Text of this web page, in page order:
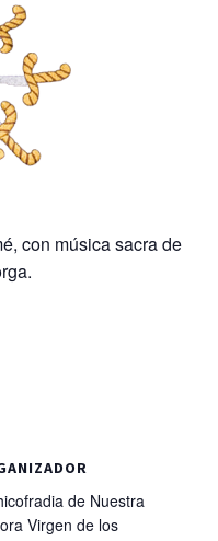
con música sacra de
de Nuestra
Virgen de los